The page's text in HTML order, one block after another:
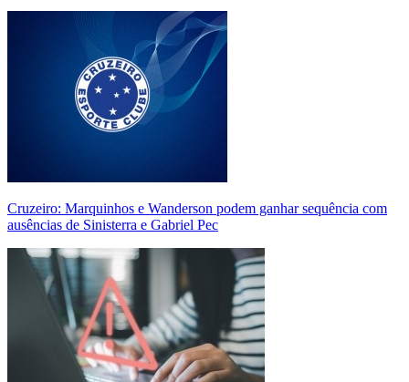
Cruzeiro: Marquinhos e Wanderson podem ganhar sequência com
ausências de Sinisterra e Gabriel Pec